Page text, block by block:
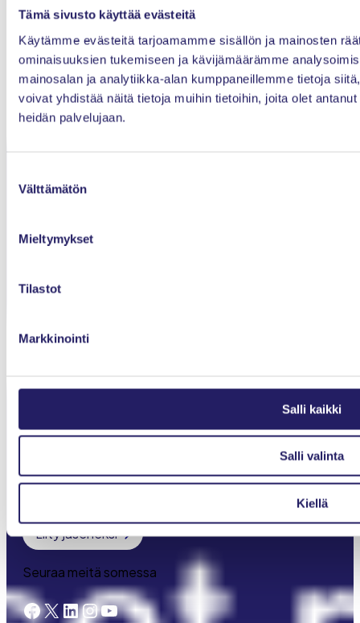
Tämä sivusto käyttää evästeitä
Käytämme evästeitä tarjoamamme sisällön ja mainosten
ominaisuuksien tukemiseen ja kävijämäärämme
mainosalan ja analytiikka-alan kumppaneillemme tietoja
voivat yhdistää näitä tietoja muihin tietoihin, joita olet
heidän palvelujaan.
valinta
Välttämätön
Mieltymykset
Tilastot
Markkinointi
Salli kaikki
Salli valinta
Kiellä
Tietosuojaseloste
Evästeet
Kilpailuoikeudelliset ohjeet
Ajankohtaista
Toiminta
Meistä
Liity jäseneksi
Seuraa meitä somessa
Facebook X LinkedIn InstagramYouTube